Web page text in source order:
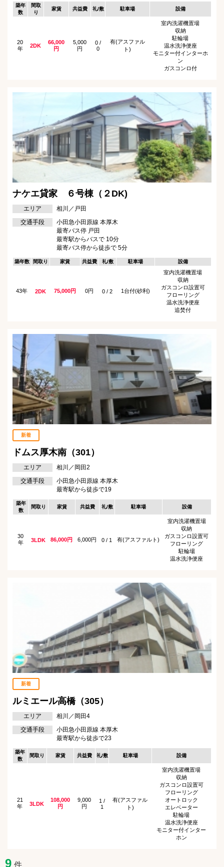
築年
数
間取
り
家賃 共益費 礼/敷 駐車場 設備
20
年
2DK
66,000
円
5,000
円
0 /
0
有(アスファル
ト)
室内洗濯機置場
収納
駐輪場
温水洗浄便座
モニター付インターホ
ン
ガスコンロ付
ナケエ貸家 ６号棟（２DK)
エリア
相川／戸田
交通手段
小田急小田原線 本厚木
最寄バス停 戸田
最寄駅からバスで 10分
最寄バス停から徒歩で 5分
築年数 間取り 家賃 共益費 礼/敷 駐車場 設備
43年 2DK 75,000円 0円 0 / 2 1台付(砂利)
室内洗濯機置場
収納
ガスコンロ設置可
フローリング
温水洗浄便座
追焚付
新着
ドムス厚木南（301）
エリア
相川／岡田2
交通手段
小田急小田原線 本厚木
最寄駅から徒歩で19
築年
数
間取り 家賃 共益費 礼/敷 駐車場 設備
30
年
3LDK 86,000円 6,000円 0 / 1 有(アスファルト)
室内洗濯機置場
収納
ガスコンロ設置可
フローリング
駐輪場
温水洗浄便座
新着
ルミエール高橋（305）
エリア
相川／岡田4
交通手段
小田急小田原線 本厚木
最寄駅から徒歩で23
築年
数
間取り 家賃 共益費 礼/敷 駐車場 設備
21
年
3LDK
108,000
円
9,000
円
1 /
1
有(アスファル
ト)
室内洗濯機置場
収納
ガスコンロ設置可
フローリング
オートロック
エレベーター
駐輪場
温水洗浄便座
モニター付インター
ホン
9 件